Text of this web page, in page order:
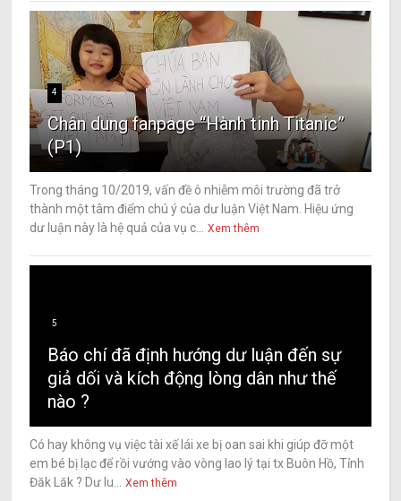
4
Chân dung fanpage “Hành tinh Titanic”
(P1)
Trong tháng 10/2019, vấn đề ô nhiễm môi trường đã trở
thành một tâm điểm chú ý của dư luận Việt Nam. Hiệu ứng
dư luận này là hệ quả của vụ c...
Xem thêm
5
Báo chí đã định hướng dư luận đến sự
giả dối và kích động lòng dân như thế
nào ?
Có hay không vụ việc tài xế lái xe bị oan sai khi giúp đỡ một
em bé bị lạc để rồi vướng vào vòng lao lý tại tx Buôn Hồ, Tỉnh
Đăk Lăk ? Dư lu...
Xem thêm